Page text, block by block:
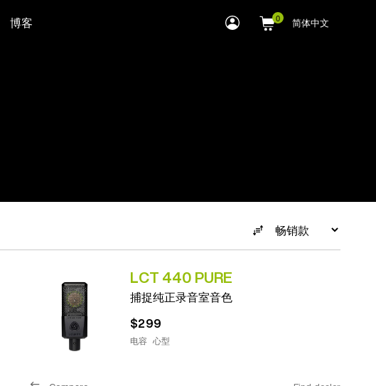
博客 myLEWITT
Account
简体中文
LCT 440 PURE
捕捉纯正录音室音色
$299
电容 心型